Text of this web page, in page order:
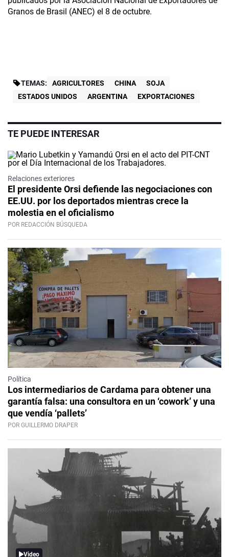
Granos de Brasil (ANEC) el 8 de octubre.
TEMAS: AGRICULTORES CHINA
SOJA
ESTADOS UNIDOS
ARGENTINA EXPORTACIONES
TE PUEDE INTERESAR
Relaciones exteriores
El presidente Orsi defiende las negociaciones con
EE.UU. por los deportados mientras crece la
molestia en el oficialismo
POR REDACCIÓN BÚSQUEDA
Política
Los intermediarios de Cardama para obtener una
garantía falsa: una consultora en un ‘cowork’ y una
que vendía ‘pallets’
POR GUILLERMO DRAPER
Video